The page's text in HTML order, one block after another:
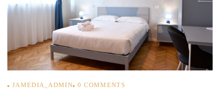
JAMEDIA_ADMIN 0 COMMENTS